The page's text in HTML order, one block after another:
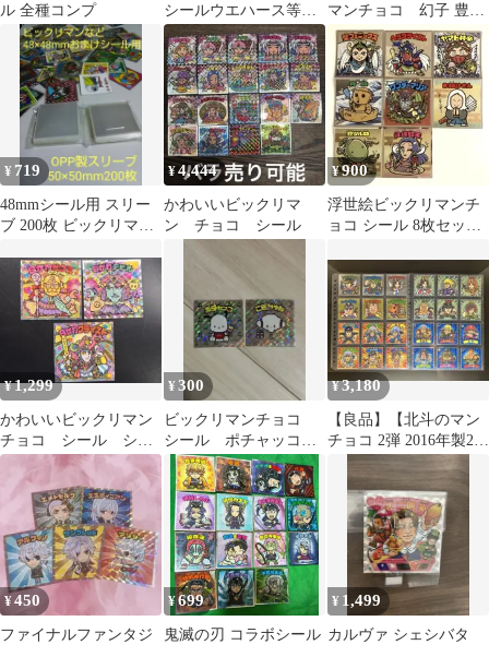
ル 全種コンプ
シールウエハース等フ
ァイル 手帳型 大容量
保管 コレクション スリ
ーブ可 48mm/52mm対
応
マンチョコ 幻子 豊子
遊子 12枚セット
¥ 719
48mmシール用 スリー
ブ 200枚 ビックリマン
¥4,444
かわいいビックリマ
ン チョコ シール
¥900
浮世絵ビックリマンチ
ョコ シール 8枚セット
¥1,299
かわいいビックリマン
チョコ シール シー
クレット3種セット
¥300
ビックリマンチョコ
シール ポチャッコ
こぎみゅん
¥3,180
【良品】【北斗のマン
チョコ 2弾 2016年製24
種コンプセット】ビッ
クリマン
¥450
ファイナルファンタジ
¥699
鬼滅の刃 コラボシール
¥ 1,499
カルヴァ シェシバタ